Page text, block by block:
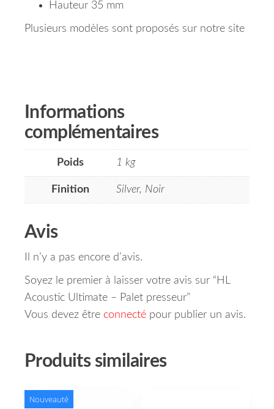
Hauteur 35 mm
Plusieurs modèles sont proposés sur notre site
Informations
complémentaires
Poids 1 kg
Finition Silver, Noir
Avis
Il n’y a pas encore d’avis.
Soyez le premier à laisser votre avis sur “HL
Acoustic Ultimate – Palet presseur”
Vous devez être connecté pour publier un avis.
Produits similaires
Nouveauté